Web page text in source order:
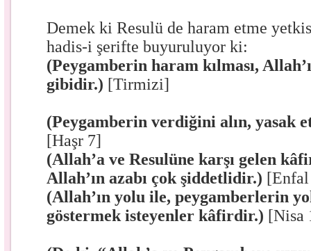
Demek ki Resulü de haram etme
hadis-i şerifte buyuruluyor ki:
(Peygamberin haram kılması,
gibidir.) [Tirmizi]
(Peygamberin verdiğini alın, yasak
[Haşr 7]
(Allah’a ve Resulüne karşı gelen
Allah’ın azabı çok şiddetlidir.)
(Allah’ın yolu ile, peygamberlerin
göstermek isteyenler kâfirdir.) [Nisa